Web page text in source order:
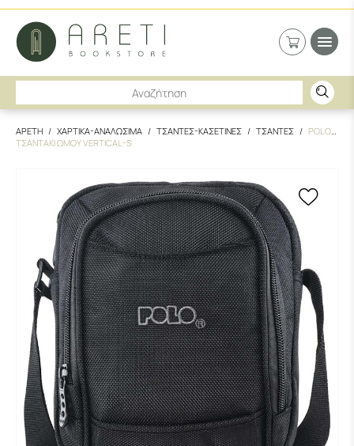
ΑΡΕΤΗ ΧΑΡΤΙΚΑ-ΑΝΑΛΩΣΙΜΑ ΤΣΑΝΤΕΣ-ΚΑΣΕΤΙΝΕΣ ΤΣΑΝΤΕΣ
POLO
ΤΣΑΝΤΑΚΙ ΩΜΟΥ VERTICAL-S